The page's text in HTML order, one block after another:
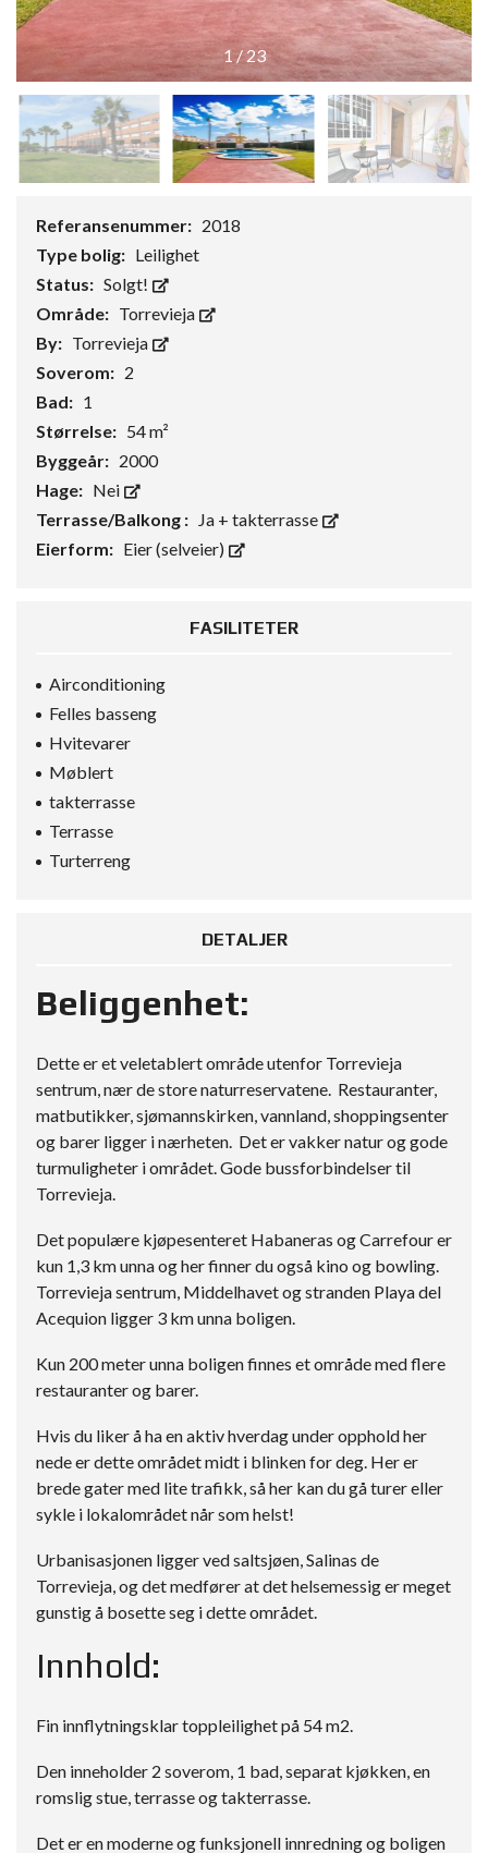
1/ 23
Referansenummer: 2018
Type bolig: Leilighet
Status: Solgt!
Område: Torrevieja
By: Torrevieja
Soverom: 2
Bad: 1
Størrelse: 54 m²
Byggeår: 2000
Hage: Nei
Terrasse/Balkong : Ja + takterrasse
Eierform: Eier (selveier)
FASILITETER
Airconditioning
Felles basseng
Hvitevarer
Møblert
takterrasse
Terrasse
Turterreng
DETALJER
Beliggenhet:
Dette er et veletablert område utenfor Torrevieja
sentrum, nær de store naturreservatene. Restauranter,
matbutikker, sjømannskirken, vannland, shoppingsenter
og barer ligger i nærheten. Det er vakker natur og gode
turmuligheter i området. Gode bussforbindelser til
Torrevieja.
Det populære kjøpesenteret Habaneras og Carrefour er
kun 1,3 km unna og her finner du også kino og bowling.
Torrevieja sentrum, Middelhavet og stranden Playa del
Acequion ligger 3 km unna boligen.
Kun 200 meter unna boligen finnes et område med flere
restauranter og barer.
Hvis du liker å ha en aktiv hverdag under opphold her
nede er dette området midt i blinken for deg. Her er
brede gater med lite trafikk, så her kan du gå turer eller
sykle i lokalområdet når som helst!
Urbanisasjonen ligger ved saltsjøen, Salinas de
Torrevieja, og det medfører at det helsemessig er meget
gunstig å bosette seg i dette området.
Innhold:
Fin innflytningsklar toppleilighet på 54 m2.
Den inneholder 2 soverom, 1 bad, separat kjøkken, en
romslig stue, terrasse og takterrasse.
Det er en moderne og funksjonell innredning og boligen